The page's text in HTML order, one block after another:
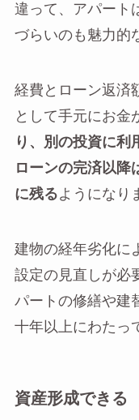
違って、アパート
づらいのも魅力的
経費とローン返済
として手元にお金
り、別の投資に利
ローンの完済以降
に残るようになり
建物の経年劣化に
設定の見直しが必
パートの修繕や建
十年以上にわたっ
資産形成できる